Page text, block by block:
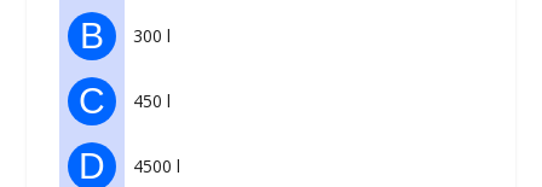
B 300 l
C 450 l
D 4500 l